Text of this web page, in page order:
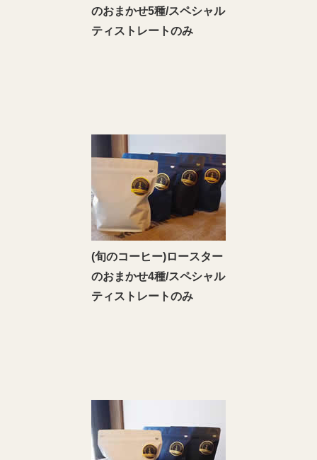
のおまかせ5種/スペシャル
ティストレートのみ
(旬のコーヒー)ロースター
のおまかせ4種/スペシャル
ティストレートのみ